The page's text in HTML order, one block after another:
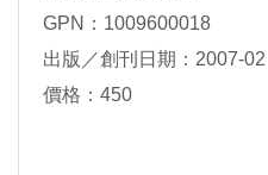
GPN：1009600018
出版／創刊日期：2007-02
價格：450